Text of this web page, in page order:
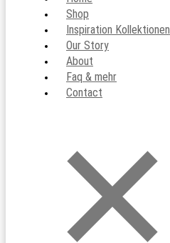
Shop
Inspiration Kollektionen
Our Story
About
Faq & mehr
Contact